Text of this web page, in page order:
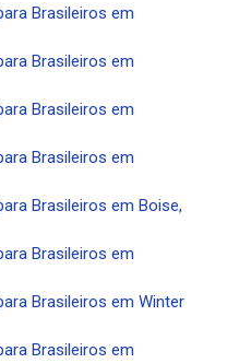
Brasileiros em
Brasileiros em
Brasileiros em
Brasileiros em
Brasileiros em Boise,
Brasileiros em
Brasileiros em Winter
Brasileiros em